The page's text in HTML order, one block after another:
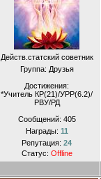
Действ.статский советник
Группа: Друзья
Достижения:
*Учитель КР(21)/УРР(6.2)/
РВУ/РД
Сообщений: 405
Награды: 11
Репутация: 24
Статус: Offline